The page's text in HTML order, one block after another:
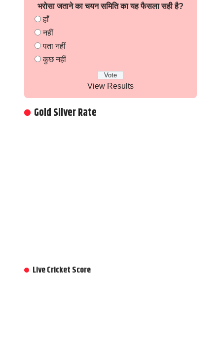
भरोसा जताने का चयन समिति का यह फैसला सही है?
हाँ
नहीं
पता नहीं
कुछ नहीं
View Results
Gold Silver Rate
Live Cricket Score